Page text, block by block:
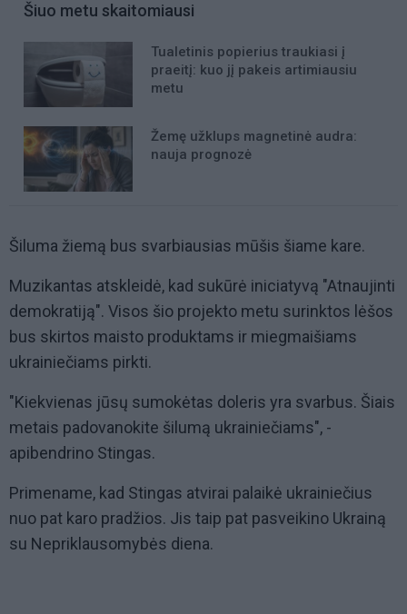
Šiuo metu skaitomiausi
Tualetinis popierius traukiasi į
praeitį: kuo jį pakeis artimiausiu
metu
Žemę užklups magnetinė audra:
nauja prognozė
Šiluma žiemą bus svarbiausias mūšis šiame kare.
Muzikantas atskleidė, kad sukūrė iniciatyvą "Atnaujinti
demokratiją". Visos šio projekto metu surinktos lėšos
bus skirtos maisto produktams ir miegmaišiams
ukrainiečiams pirkti.
"Kiekvienas jūsų sumokėtas doleris yra svarbus. Šiais
metais padovanokite šilumą ukrainiečiams", -
apibendrino Stingas.
Primename, kad Stingas atvirai palaikė ukrainiečius
nuo pat karo pradžios. Jis taip pat pasveikino Ukrainą
su Nepriklausomybės diena.